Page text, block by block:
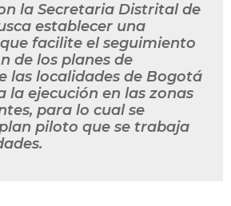
la Secretaria Distrital de
establecer una
facilite el seguimiento
de los planes de
las localidades de Bogotá
la ejecución en las zonas
para lo cual se
piloto que se trabaja